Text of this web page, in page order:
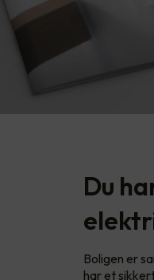
Du
Boligen er
har et